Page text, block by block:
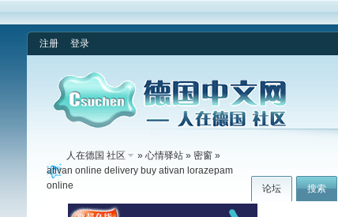
注册 登录
论坛 搜索
人在德国 社区 » 心情驿站» 密窗»
ativan online delivery buy ativan lorazepam
online